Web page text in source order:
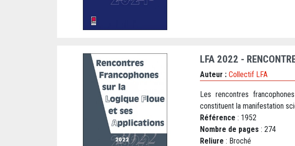
LFA 2022 -
Auteur : Collectif LFA
Les rencontres
constituent la manifestation
Référence : 1952
Nombre de pages : 274
Reliure : Broché